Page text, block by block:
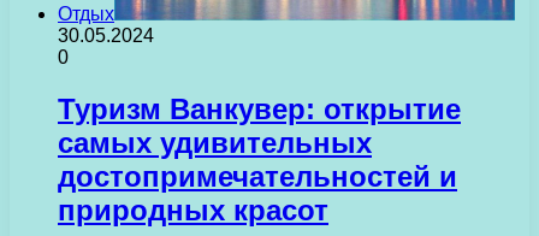
Отдых
30.05.2024
0
Туризм Ванкувер: открытие
самых удивительных
достопримечательностей и
природных красот